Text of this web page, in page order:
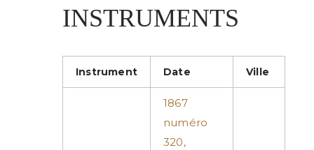
INSTRUMENTS
Instrument Date Ville
1867
numéro
320,